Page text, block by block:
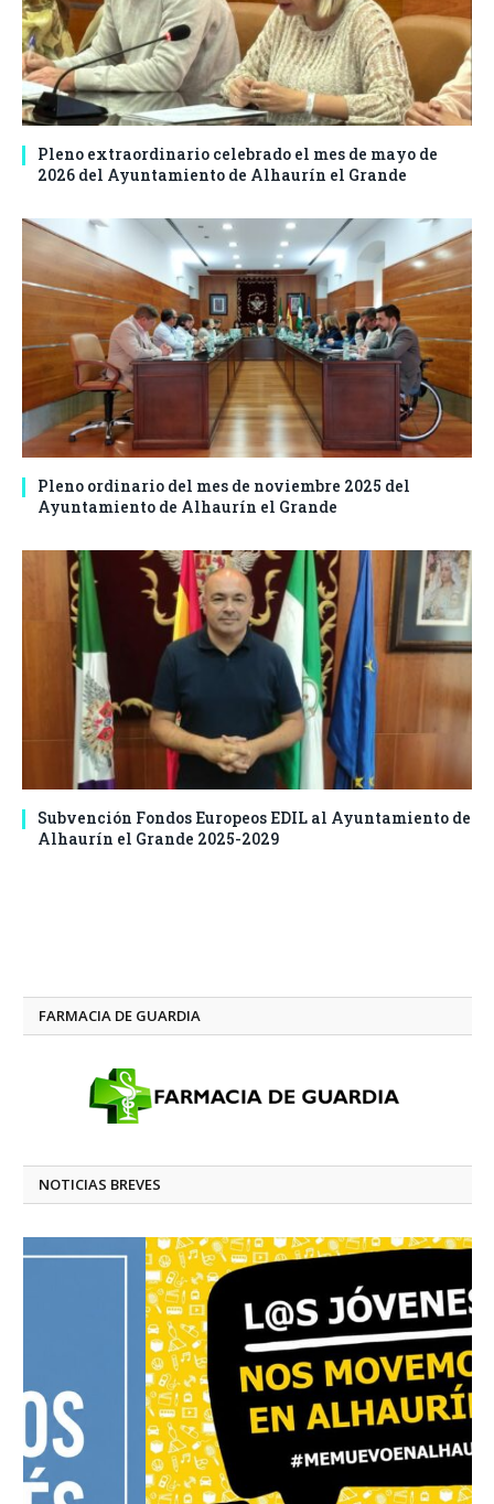
Pleno extraordinario celebrado el mes de mayo de
2026 del Ayuntamiento de Alhaurín el Grande
Pleno ordinario del mes de noviembre 2025 del
Ayuntamiento de Alhaurín el Grande
Subvención Fondos Europeos EDIL al Ayuntamiento de
Alhaurín el Grande 2025-2029
FARMACIA DE GUARDIA
NOTICIAS BREVES